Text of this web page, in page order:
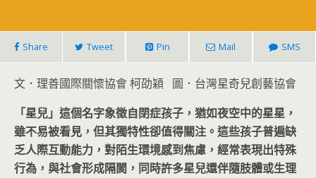
Share Tweet Pin Mail SMS
文．理善國際關懷協會 柯劭穎 圖．台灣星奇兒創藝協會
「星兒」這個名字象徵自閉症孩子，猶如夜空中的星星，
雖不易被看見，但其獨特性卻值得關注。這些孩子普遍缺
乏人際互動能力，對陌生環境感到焦慮，經常表現出特殊
行為，與社會形成隔閡，同時許多星兒還伴隨肢體或生理